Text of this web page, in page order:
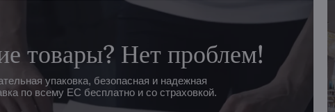
товары? Нет проблем!
упаковка, безопасная и надежная
по всему ЕС бесплатно и со страховкой.